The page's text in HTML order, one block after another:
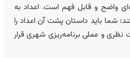
و قابل فهم است. اعداد به
باید داستان پشت آن اعداد را
و عملی برنامه‌ریزی شهری قرار